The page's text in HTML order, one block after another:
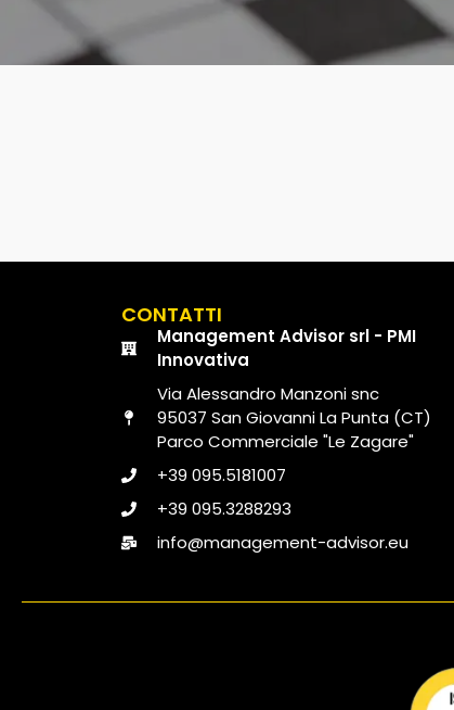
CONTATTI
Management Advisor srl - PMI
Innovativa
Via Alessandro Manzoni snc
95037 San Giovanni La Punta (CT)
Parco Commerciale "Le Zagare"
+39 095.5181007
+39 095.3288293
info@management-advisor.eu